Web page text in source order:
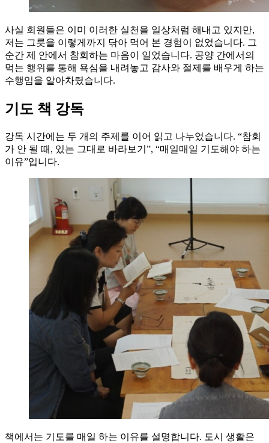
사실 회원들은 이미 이러한 실천을 일상처럼 해내고 있지만,
저는 그릇을 이렇게까지 닦아 먹어 본 경험이 없었습니다. 그
순간 제 안에서 참회하는 마음이 일었습니다. 공양 간에서의
먹는 행위를 통해 욕심을 내려놓고 감사와 절제를 배우게 하는
수행임을 알아차렸습니다.
기도 책 강독
강독 시간에는 두 개의 주제를 이어 읽고 나누었습니다. “참회
가 안 될 때, 있는 그대로 바라보기”, “매일매일 기도해야 하는
이유”입니다.
책에서는 기도를 매일 하는 이유를 설명합니다. 도시 생활은